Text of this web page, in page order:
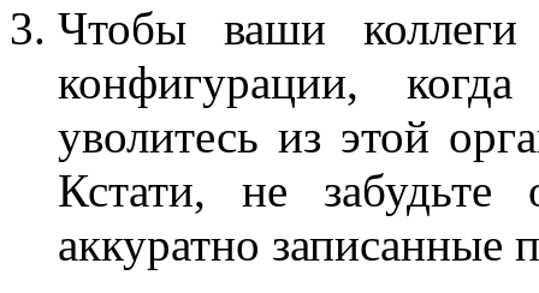
Чтобы ваши
конфигурации,
уволитесь из этой
Кстати, не
аккуратно записанные